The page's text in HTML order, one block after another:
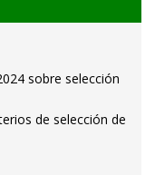
sobre selección
de selección de